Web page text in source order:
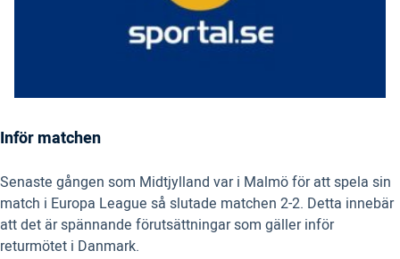
Inför matchen
Senaste gången som Midtjylland var i Malmö för att spela sin
match i Europa League så slutade matchen 2-2. Detta innebär
att det är spännande förutsättningar som gäller inför
returmötet i Danmark.